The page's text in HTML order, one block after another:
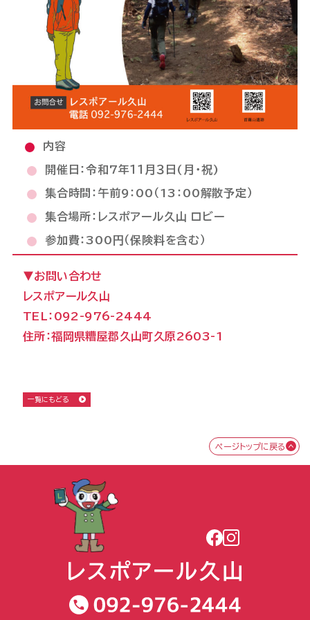
内容
開催日：令和7年１１月３日(月・祝)
集合時間：午前9：00（13：00解散予定）
集合場所：レスポアール久山 ロビー
参加費：300円（保険料を含む）
▼お問い合わせ
レスポアール久山
TEL：092-976-2444
住所：福岡県糟屋郡久山町久原2603-1
一覧にもどる
ページトップに戻る